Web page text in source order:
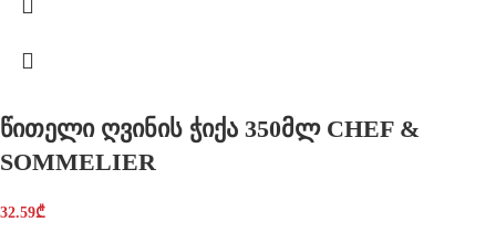
წითელი ღვინის ჭიქა 350მლ CHEF &
SOMMELIER
32.59₾